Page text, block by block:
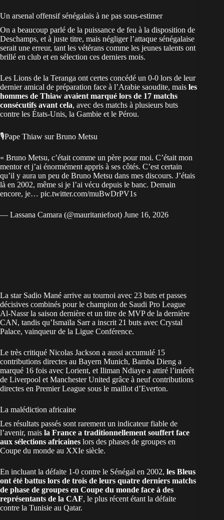
Un arsenal offensif sénégalais à ne pas sous-estimer
On a beaucoup parlé de la puissance de feu à la disposition de
Deschamps, et à juste titre, mais négliger l’attaque sénégalaise
serait une erreur, tant les vétérans comme les jeunes talents ont
brillé en club et en sélection ces derniers mois.
Les Lions de la Teranga ont certes concédé un 0-0 lors de leur
dernier amical de préparation face à l’Arabie saoudite, mais les
hommes de Thiaw avaient marqué lors de 17 matchs
consécutifs avant cela, avec des matchs à plusieurs buts
contre les États-Unis, la Gambie et le Pérou.
🎙️Pape Thiaw sur Bruno Metsu
« Bruno Metsu, c’était comme un père pour moi. C’était mon
mentor et j’ai énormément appris à ses côtés. C’est certain
qu’il y aura un peu de Bruno Metsu dans mes discours. J’étais
là en 2002, même si je l’ai vécu depuis le banc. Demain
encore, je… pic.twitter.com/muBwDrPV1s
— Lassana Camara (@mauritaniefoot) June 16, 2026
La star Sadio Mané arrive au tournoi avec 23 buts et passes
décisives combinés pour le champion de Saudi Pro League
Al-Nassr la saison dernière et un titre de MVP de la dernière
CAN, tandis qu’Ismaïla Sarr a inscrit 21 buts avec Crystal
Palace, vainqueur de la Ligue Conférence.
Le très critiqué Nicolas Jackson a aussi accumulé 15
contributions directes au Bayern Munich, Bamba Dieng a
marqué 16 fois avec Lorient, et Iliman Ndiaye a attiré l’intérêt
de Liverpool et Manchester United grâce à neuf contributions
directes en Premier League sous le maillot d’Everton.
La malédiction africaine
Les résultats passés sont rarement un indicateur fiable de
l’avenir, mais la France a traditionnellement souffert face
aux sélections africaines lors des phases de groupes en
Coupe du monde au XXIe siècle.
En incluant la défaite 1-0 contre le Sénégal en 2002, les Bleus
ont été battus lors de trois de leurs quatre derniers matchs
de phase de groupes en Coupe du monde face à des
représentants de la CAF, le plus récent étant la défaite
contre la Tunisie au Qatar.